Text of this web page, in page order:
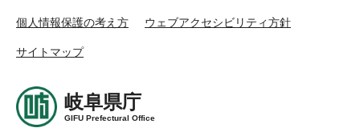
個人情報保護の考え方 ウェブアクセシビリティ方針
サイトマップ
岐阜県庁
GIFU Prefectural Office